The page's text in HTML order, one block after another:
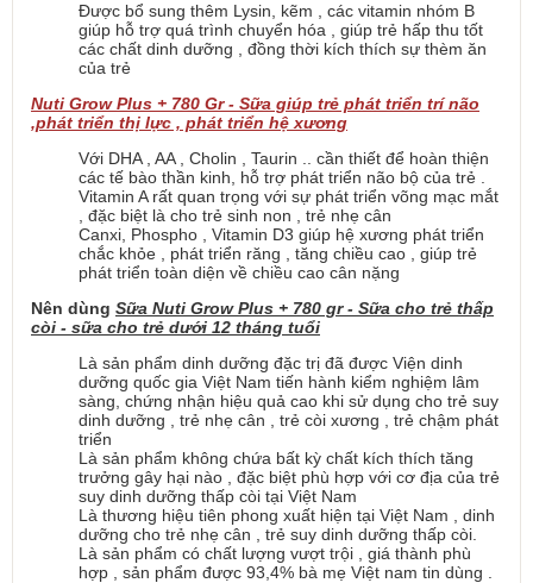
Được bổ sung thêm Lysin, kẽm , các vitamin nhóm B
giúp hỗ trợ quá trình chuyển hóa , giúp trẻ hấp thu tốt
các chất dinh dưỡng , đồng thời kích thích sự thèm ăn
của trẻ
Nuti Grow Plus + 780 Gr - Sữa giúp trẻ phát triển trí não
,phát triển thị lực , phát triển hệ xương
Với DHA , AA , Cholin , Taurin .. cần thiết để hoàn thiện
các tế bào thần kinh, hỗ trợ phát triển não bộ của trẻ .
Vitamin A rất quan trọng với sự phát triển võng mạc mắt
, đặc biệt là cho trẻ sinh non , trẻ nhẹ cân
Canxi, Phospho , Vitamin D3 giúp hệ xương phát triển
chắc khỏe , phát triển răng , tăng chiều cao , giúp trẻ
phát triển toàn diện về chiều cao cân nặng
Nên dùng Sữa Nuti Grow Plus + 780 gr - Sữa cho trẻ thấp
còi - sữa cho trẻ dưới 12 tháng tuổi
Là sản phẩm dinh dưỡng đặc trị đã được Viện dinh
dưỡng quốc gia Việt Nam tiến hành kiểm nghiệm lâm
sàng, chứng nhận hiệu quả cao khi sử dụng cho trẻ suy
dinh dưỡng , trẻ nhẹ cân , trẻ còi xương , trẻ chậm phát
triển
Là sản phẩm không chứa bất kỳ chất kích thích tăng
trưởng gây hại nào , đặc biệt phù hợp với cơ địa của trẻ
suy dinh dưỡng thấp còi tại Việt Nam
Là thương hiệu tiên phong xuất hiện tại Việt Nam , dinh
dưỡng cho trẻ nhẹ cân , trẻ suy dinh dưỡng thấp còi.
Là sản phẩm có chất lượng vượt trội , giá thành phù
hợp , sản phẩm được 93,4% bà mẹ Việt nam tin dùng .